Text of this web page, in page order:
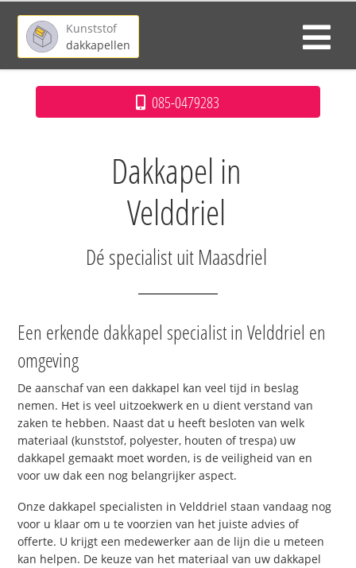
Kunststof
dakkapellen
085-0479283
Dakkapel in
Velddriel
Dé specialist uit Maasdriel
Een erkende dakkapel specialist in Velddriel en
omgeving
De aanschaf van een dakkapel kan veel tijd in beslag
nemen. Het is veel uitzoekwerk en u dient verstand van
zaken te hebben. Naast dat u heeft besloten van welk
materiaal (kunststof, polyester, houten of trespa) uw
dakkapel gemaakt moet worden, is de veiligheid van en
voor uw dak een nog belangrijker aspect.
Onze dakkapel specialisten in Velddriel staan vandaag nog
voor u klaar om u te voorzien van het juiste advies of
offerte. U krijgt een medewerker aan de lijn die u meteen
kan helpen. De keuze van het materiaal van uw dakkapel